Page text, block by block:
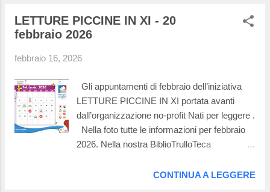
3517308710
LETTURE PICCINE IN XI - 20
febbraio 2026
febbraio 16, 2026
Gli appuntamenti di febbraio dell’iniziativa
LETTURE PICCINE IN XI portata avanti
dall’organizzazione no-profit Nati per leggere .
Nella foto tutte le informazioni per febbraio
2026. Nella nostra BiblioTrulloTeca
ore 17:00 bimbi 0-3 anni . Affrettatevi a
CONTINUA A LEGGERE